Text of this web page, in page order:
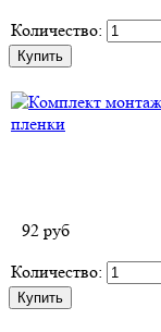
Количество:
92 руб
Количество: